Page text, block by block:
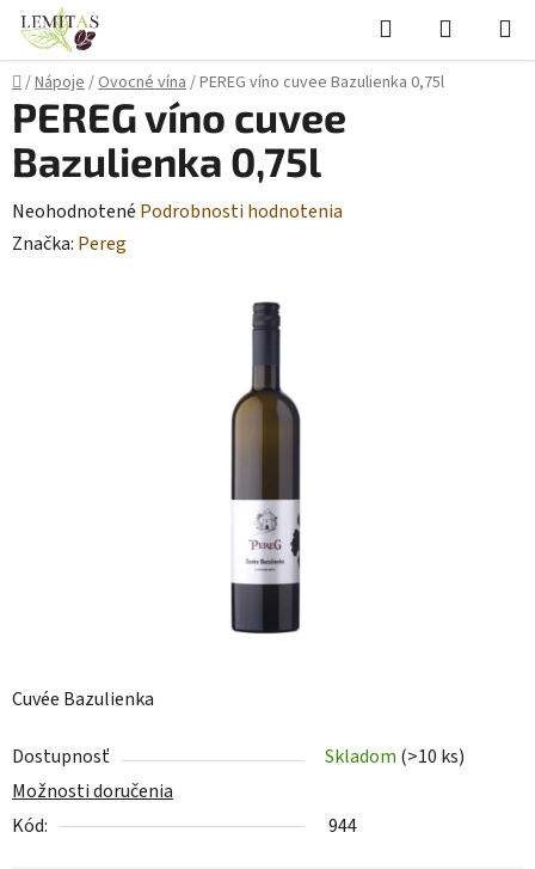
Prejsť
obsah
Hľadať
KOŠÍK
Domov
/Nápoje/Ovocné vína/PEREG víno cuvee Bazulienka 0,75l
Cuvée Bazulienka
Dostupnosť Skladom (>10 ks)
Možnosti doručenia
Kód:
944
PEREG víno cuvee
Bazulienka 0,75l
Priemerné
hodnotenie
Neohodnotené Podrobnosti hodnotenia
Značka: Pereg